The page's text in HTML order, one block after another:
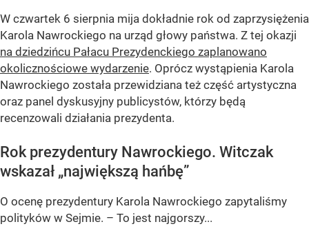
W czwartek 6 sierpnia mija dokładnie rok od zaprzysiężenia
Karola Nawrockiego na urząd głowy państwa. Z tej okazji
na dziedzińcu Pałacu Prezydenckiego zaplanowano
okolicznościowe wydarzenie. Oprócz wystąpienia Karola
Nawrockiego została przewidziana też część artystyczna
oraz panel dyskusyjny publicystów, którzy będą
recenzowali działania prezydenta.
Rok prezydentury Nawrockiego. Witczak
wskazał „największą hańbę”
O ocenę prezydentury Karola Nawrockiego zapytaliśmy
polityków w Sejmie. – To jest najgorszy...